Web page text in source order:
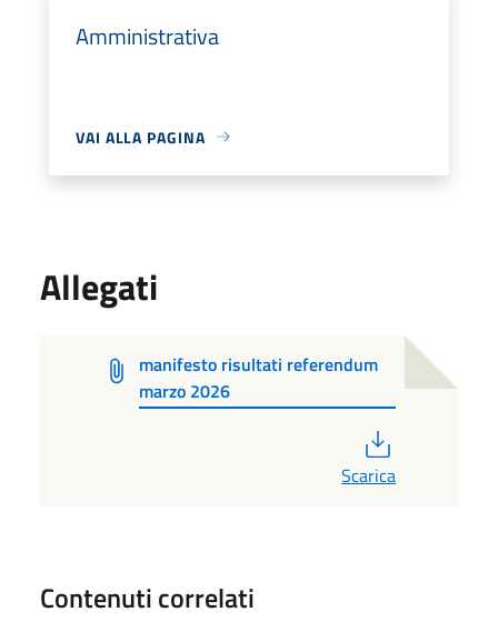
Amministrativa
VAI ALLA PAGINA
Allegati
manifesto risultati referendum
marzo 2026
Scarica
Contenuti correlati